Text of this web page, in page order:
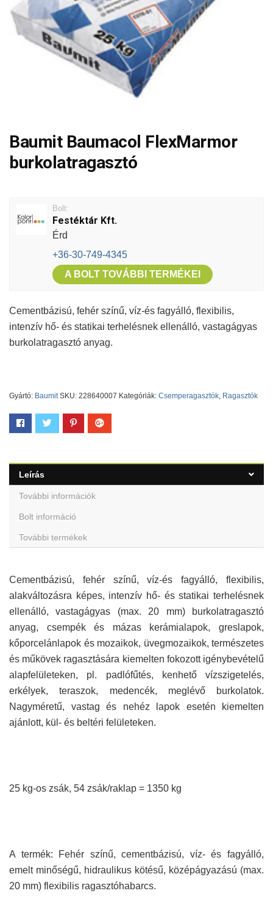
Baumit Baumacol FlexMarmor
burkolatragasztó
Bolt:
Festéktár Kft.
Érd
+36-30-749-4345
A BOLT TOVÁBBI TERMÉKEI
Cementbázisú, fehér színű, víz-és fagyálló, flexibilis,
intenzív hő- és statikai terhelésnek ellenálló, vastagágyas
burkolatragasztó anyag.
Gyártó: Baumit SKU: 228640007 Kategóriák: Csemperagasztók, Ragasztók
Leírás
További információk
Bolt információ
További termékek
Cementbázisú, fehér színű, víz-és fagyálló, flexibilis,
alakváltozásra képes, intenzív hő- és statikai terhelésnek
ellenálló, vastagágyas (max. 20 mm) burkolatragasztó
anyag, csempék és mázas kerámialapok, greslapok,
kőporcelánlapok és mozaikok, üvegmozaikok, természetes
és műkövek ragasztására kiemelten fokozott igénybevételű
alapfelületeken, pl. padlófűtés, kenhető vízszigetelés,
erkélyek, teraszok, medencék, meglévő burkolatok.
Nagyméretű, vastag és nehéz lapok esetén kiemelten
ajánlott, kül- és beltéri felületeken.
25 kg-os zsák, 54 zsák/raklap = 1350 kg
A termék: Fehér színű, cementbázisú, víz- és fagyálló,
emelt minőségű, hidraulikus kötésű, középágyazású (max.
20 mm) flexibilis ragasztóhabarcs.